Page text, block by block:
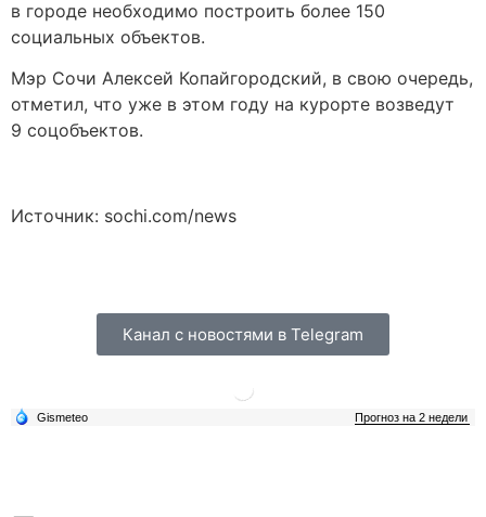
в городе необходимо построить более 150
социальных объектов.
Мэр Сочи Алексей Копайгородский, в свою очередь,
отметил, что уже в этом году на курорте возведут
9 соцобъектов.
Источник: sochi.com/news
Канал с новостями в Telegram